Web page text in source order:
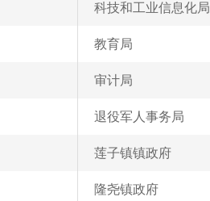
科技和工业信息化局
教育局
审计局
退役军人事务局
莲子镇镇政府
隆尧镇政府